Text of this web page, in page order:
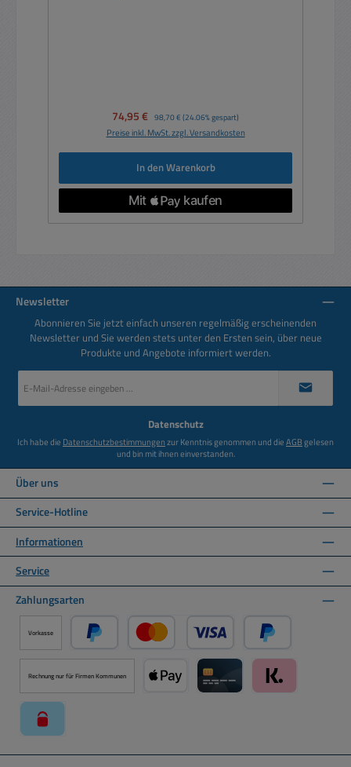
Verkaufspreis:
74,95 € Regulärer Preis:
98,70 € (24.06% gespart)
Preise inkl. MwSt. zzgl. Versandkosten
In den Warenkorb
Newsletter
Abonnieren Sie jetzt einfach unseren regelmäßig erscheinenden
Newsletter und Sie werden stets unter den Ersten sein, über neue
Produkte und Angebote informiert werden.
Mail-
Datenschutz
Ich habe die Datenschutzbestimmungenzur Kenntnis genommen und dieAGBgelesen
und bin mit ihnen einverstanden.
Über uns
Service-Hotline
Informationen
Service
Zahlungsarten
Vorkasse
PayPal Kredit- oder Debitkarte über PayPal
Später Bezahlen
Rechnung nur für Firmen Kommunen